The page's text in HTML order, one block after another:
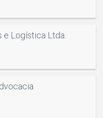
e Logística Ltda.